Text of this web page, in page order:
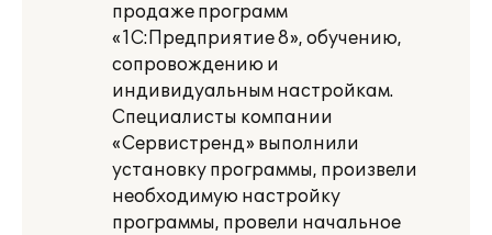
продаже программ
«1С:Предприятие 8», обучению,
сопровождению и
индивидуальным настройкам.
Специалисты компании
«Сервистренд» выполнили
установку программы, произвели
необходимую настройку
программы, провели начальное